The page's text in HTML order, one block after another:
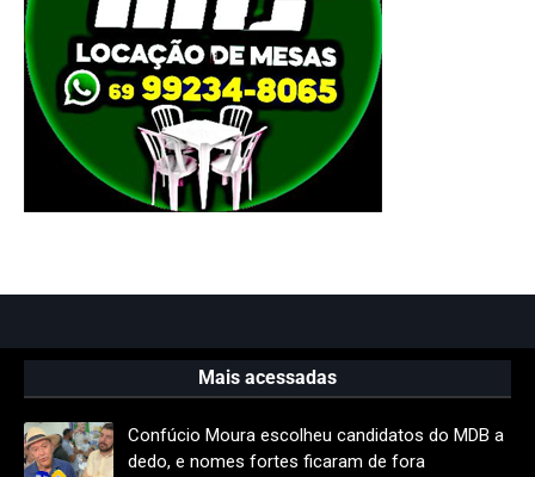
Mais acessadas
Confúcio Moura escolheu candidatos do MDB a
dedo, e nomes fortes ficaram de fora